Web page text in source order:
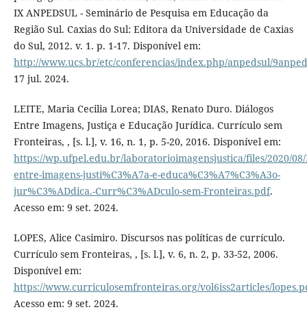
IX ANPEDSUL - Seminário de Pesquisa em Educação da
Região Sul. Caxias do Sul: Editora da Universidade de Caxias
do Sul, 2012. v. 1. p. 1-17. Disponível em:
http://www.ucs.br/etc/conferencias/index.php/anpedsul/
17 jul. 2024.
LEITE, Maria Cecilia Lorea; DIAS, Renato Duro. Diálogos
Entre Imagens, Justiça e Educação Jurídica. Currículo sem
Fronteiras, , [s. l.], v. 16, n. 1, p. 5-20, 2016. Disponível em:
https://wp.ufpel.edu.br/laboratorioimagensjustica/files/2020/08/
entre-imagens-justi%C3%A7a-e-educa%C3%A7%C3%A3o-
jur%C3%ADdica.-Curr%C3%ADculo-sem-Fronteiras.pdf.
Acesso em: 9 set. 2024.
LOPES, Alice Casimiro. Discursos nas políticas de currículo.
Currículo sem Fronteiras, , [s. l.], v. 6, n. 2, p. 33-52, 2006.
Disponível em:
https://www.curriculosemfronteiras.org/vol6iss2articles/
Acesso em: 9 set. 2024.